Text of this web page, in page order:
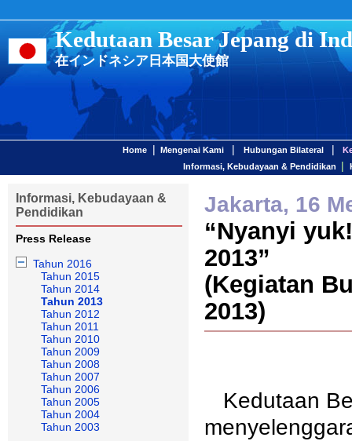
Kedutaan Besar Jepang di
在インドネシア日本国大使館
Home | Mengenai Kami | Hubungan Bilateral |
Informasi, Kebudayaan & Pendidikan
|
Informasi, Kebudayaan &
Pendidikan
Press Release
Tahun 2016
Tahun 2015
Tahun 2014
Tahun 2013
Tahun 2012
Tahun 2011
Tahun 2010
Tahun 2009
Tahun 2008
Tahun 2007
Tahun 2006
Tahun 2005
Tahun 2004
Tahun 2003
Jakarta, 16
“Nyanyi
2013”
(Kegiatan
2013)
Kedutaan